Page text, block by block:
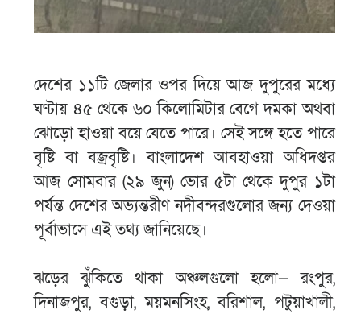
দেশের ১১টি জেলার ওপর দিয়ে আজ দুপুরের মধ্যে
ঘণ্টায় ৪৫ থেকে ৬০ কিলোমিটার বেগে দমকা অথবা
ঝোড়ো হাওয়া বয়ে যেতে পারে। সেই সঙ্গে হতে পারে
বৃষ্টি বা বজ্রবৃষ্টি। বাংলাদেশ আবহাওয়া অধিদপ্তর
আজ সোমবার (২৯ জুন) ভোর ৫টা থেকে দুপুর ১টা
পর্যন্ত দেশের অভ্যন্তরীণ নদীবন্দরগুলোর জন্য দেওয়া
পূর্বাভাসে এই তথ্য জানিয়েছে।
ঝড়ের ঝুঁকিতে থাকা অঞ্চলগুলো হলো— রংপুর,
দিনাজপুর, বগুড়া, ময়মনসিংহ, বরিশাল, পটুয়াখালী,